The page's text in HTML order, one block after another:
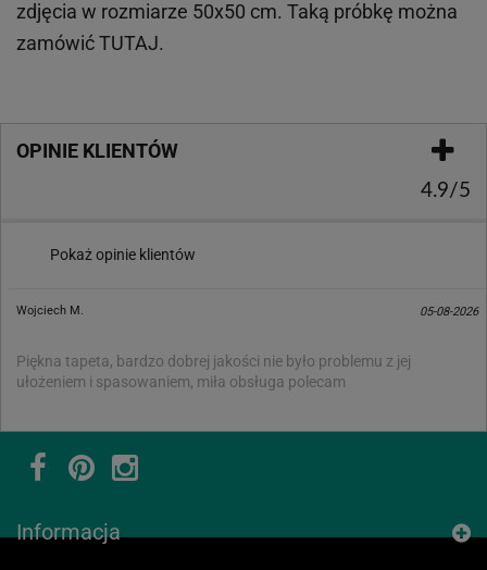
zdjęcia w rozmiarze 50x50 cm. Taką próbkę można
zamówićTUTAJ.
OPINIE KLIENTÓW
4.9/5
Pokaż opinie klientów
Wojciech M. 05-08-2026
Piękna tapeta, bardzo dobrej jakości nie było problemu z jej
ułożeniem i spasowaniem, miła obsługa polecam
Informacja